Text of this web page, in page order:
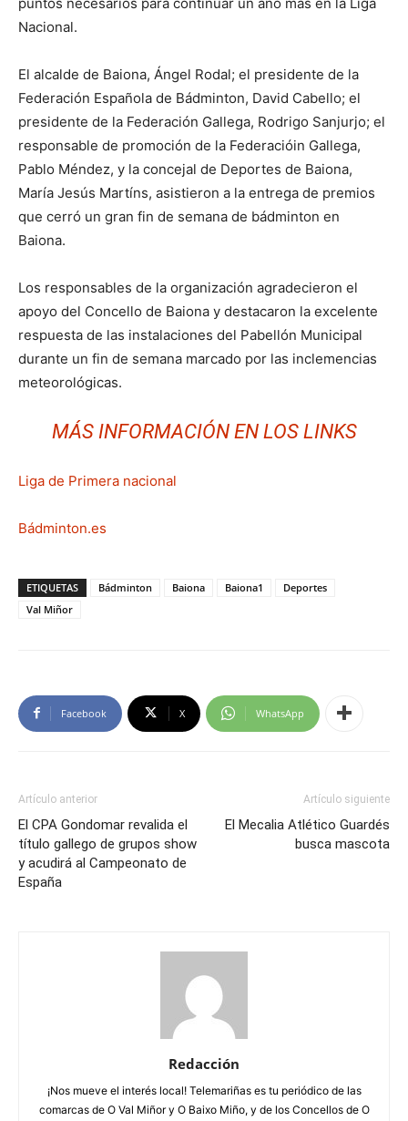
Nacional.
El alcalde de Baiona, Ángel Rodal; el presidente de la
Federación Española de Bádminton, David Cabello; el
presidente de la Federación Gallega, Rodrigo Sanjurjo; el
responsable de promoción de la Federacióin Gallega,
Pablo Méndez, y la concejal de Deportes de Baiona,
María Jesús Martíns, asistieron a la entrega de premios
que cerró un gran fin de semana de bádminton en
Baiona.
Los responsables de la organización agradecieron el
apoyo del Concello de Baiona y destacaron la excelente
respuesta de las instalaciones del Pabellón Municipal
durante un fin de semana marcado por las inclemencias
meteorológicas.
MÁS INFORMACIÓN EN LOS LINKS
Liga de Primera nacional
Bádminton.es
ETIQUETAS Bádminton Baiona Baiona1
Deportes
Val Miñor
Facebook X WhatsApp
Artículo anterior
El CPA Gondomar revalida el
título gallego de grupos show
y acudirá al Campeonato de
España
Artículo siguiente
El Mecalia Atlético Guardés
busca mascota
Redacción
¡Nos mueve el interés local! Telemariñas es tu periódico de las
comarcas de O Val Miñor y O Baixo Miño, y de los Concellos de O